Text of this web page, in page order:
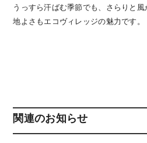
うっすら汗ばむ季節でも、さらりと
地よさもエコヴィレッジの魅力です。
関連のお知らせ